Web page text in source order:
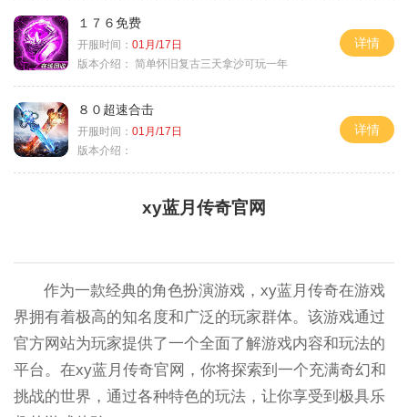
１７６免费
开服时间： 01月/17日
版本介绍： 简单怀旧复古三天拿沙可玩一年
详情
８０超速合击
开服时间： 01月/17日
版本介绍：
详情
xy蓝月传奇官网
作为一款经典的角色扮演游戏，xy蓝月传奇在游戏
界拥有着极高的知名度和广泛的玩家群体。该游戏通过
官方网站为玩家提供了一个全面了解游戏内容和玩法的
平台。在xy蓝月传奇官网，你将探索到一个充满奇幻和
挑战的世界，通过各种特色的玩法，让你享受到极具乐